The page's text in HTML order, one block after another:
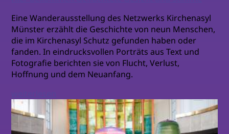
Eine Wanderausstellung des Netzwerks Kirchenasyl
Münster erzählt die Geschichte von neun Menschen,
die im Kirchenasyl Schutz gefunden haben oder
fanden. In eindrucksvollen Porträts aus Text und
Fotografie berichten sie von Flucht, Verlust,
Hoffnung und dem Neuanfang.